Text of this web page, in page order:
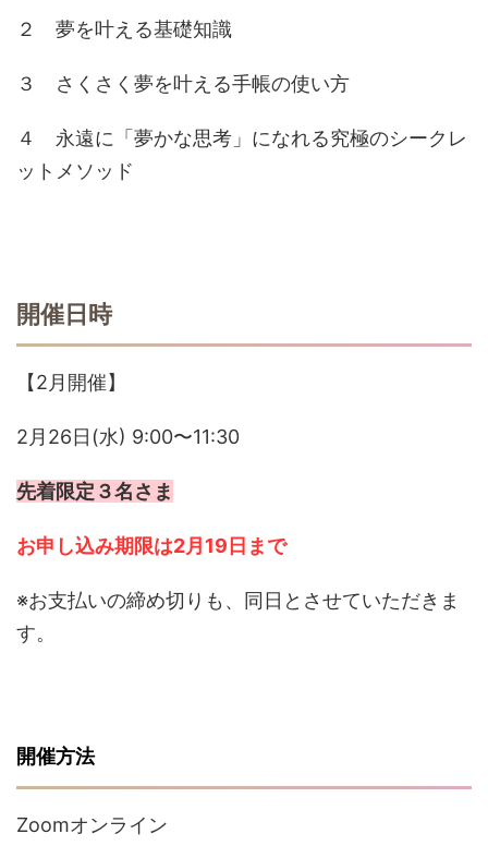
２ 夢を叶える基礎知識
３ さくさく夢を叶える手帳の使い方
４ 永遠に「夢かな思考」になれる究極のシークレ
ットメソッド
開催日時
【2月開催】
2月26日(水) 9:00〜11:30
先着限定３名さま
お申し込み期限は2月19日 まで
※お支払いの締め切りも、同日とさせていただきま
す。
開催方法
Zoomオンライン